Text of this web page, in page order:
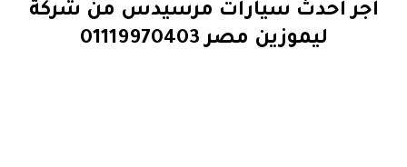
اجر احدث سيارات مرسيدس من شركة
ليموزين مصر 01119970403